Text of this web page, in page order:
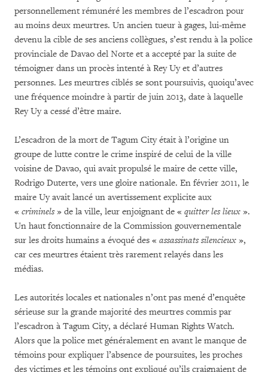
personnellement rémunéré les membres de l’escadron pour
au moins deux meurtres. Un ancien tueur à gages, lui-même
devenu la cible de ses anciens collègues, s’est rendu à la police
provinciale de Davao del Norte et a accepté par la suite de
témoigner dans un procès intenté à Rey Uy et d’autres
personnes. Les meurtres ciblés se sont poursuivis, quoiqu’avec
une fréquence moindre à partir de juin 2013, date à laquelle
Rey Uy a cessé d’être maire.
L’escadron de la mort de Tagum City était à l’origine un
groupe de lutte contre le crime inspiré de celui de la ville
voisine de Davao, qui avait propulsé le maire de cette ville,
Rodrigo Duterte, vers une gloire nationale. En février 2011, le
maire Uy avait lancé un avertissement explicite aux
« criminels» de la ville, leur enjoignant de « quitter les lieux ».
Un haut fonctionnaire de la Commission gouvernementale
sur les droits humains a évoqué des « assassinats silencieux »,
car ces meurtres étaient très rarement relayés dans les
médias.
Les autorités locales et nationales n’ont pas mené d’enquête
sérieuse sur la grande majorité des meurtres commis par
l’escadron à Tagum City, a déclaré Human Rights Watch.
Alors que la police met généralement en avant le manque de
témoins pour expliquer l’absence de poursuites, les proches
des victimes et les témoins ont expliqué qu’ils craignaient de